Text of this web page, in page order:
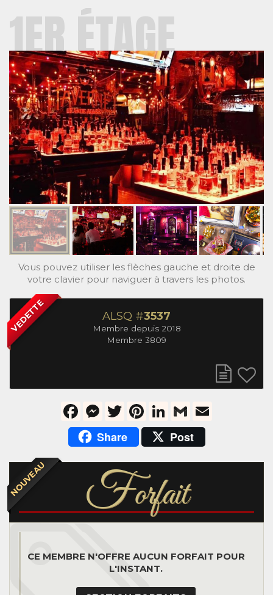
1ER ÉTAGE
Vous pouvez utiliser les flèches gauche et droite de
votre clavier pour naviguer à travers les photos.
VEDETTE ALSQ #3537
Membre depuis 2018
Membre 3809
FacebookMessenger
TwitterPinterestLinkedIn
Gmail
Share Post
NOUVEAU Forfait
CE MEMBRE N'OFFRE AUCUN FORFAIT POUR
L'INSTANT.